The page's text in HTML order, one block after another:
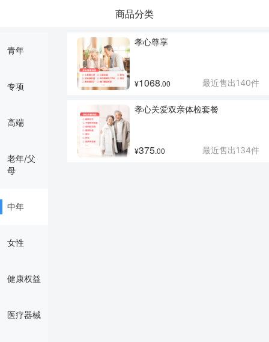
商品分类
青年
专项
高端
老年/父
母
中年
女性
健康权益
医疗器械
孝心尊享
¥1068.00 最近售出140件
孝心关爱双亲体检套餐
¥375.00 最近售出134件